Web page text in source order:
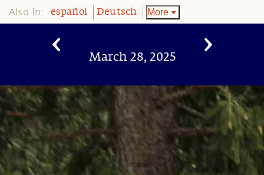
Also in: español Deutsch More
March 28, 2025